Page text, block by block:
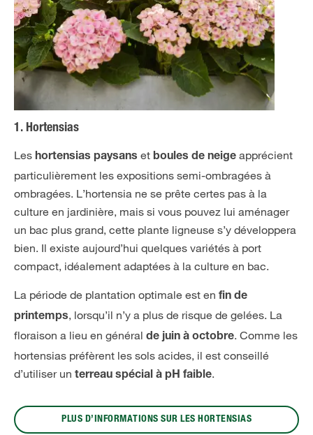
1. Hortensias
Les hortensias paysans et boules de neige apprécient
particulièrement les expositions semi-ombragées à
ombragées. L’hortensia ne se prête certes pas à la
culture en jardinière, mais si vous pouvez lui aménager
un bac plus grand, cette plante ligneuse s’y développera
bien. Il existe aujourd’hui quelques variétés à port
compact, idéalement adaptées à la culture en bac.
La période de plantation optimale est en fin de
printemps, lorsqu’il n’y a plus de risque de gelées. La
floraison a lieu en général de juin à octobre. Comme les
hortensias préfèrent les sols acides, il est conseillé
d’utiliser un terreau spécial à pH faible.
PLUS D’INFORMATIONS SUR LES HORTENSIAS